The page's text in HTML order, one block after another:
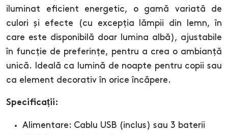
iluminat eficient energetic, o gamă variată de
culori și efecte (cu excepția lămpii din lemn, în
care este disponibilă doar lumina albă), ajustabile
în funcție de preferințe, pentru a crea o ambianță
unică. Ideală ca lumină de noapte pentru copii sau
ca element decorativ în orice încăpere.
Specificații:
Alimentare: Cablu USB (inclus) sau 3 baterii